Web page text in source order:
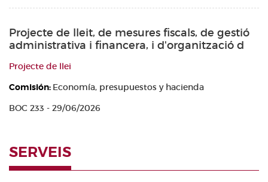
Projecte de lleit, de mesures fiscals, de gestió
administrativa i financera, i d'organització d
Projecte de llei
Comisión: Economía, presupuestos y hacienda
BOC 233 - 29/06/2026
SERVEIS